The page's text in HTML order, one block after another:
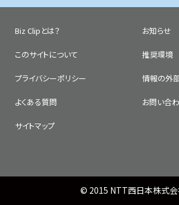
Biz Clipとは？ お知らせ
このサイトについて 推奨環境
プライバシーポリシー 情報の外
よくある質問 お問い合
サイトマップ
© 2015 NTT西日本株式会